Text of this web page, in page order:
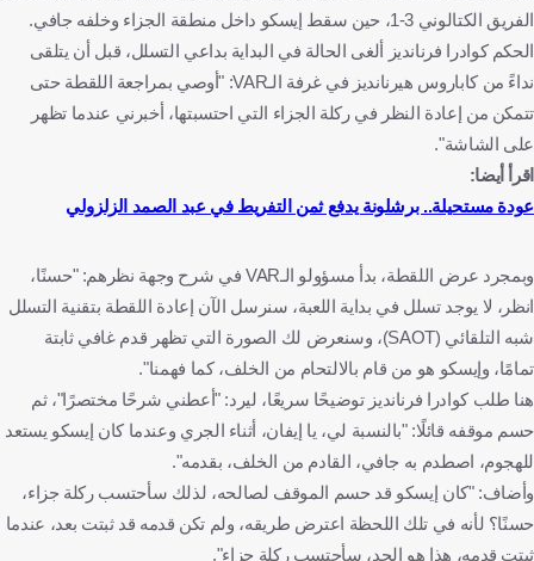
الفريق الكتالوني 3-1، حين سقط إيسكو داخل منطقة الجزاء وخلفه جافي.
الحكم كوادرا فرنانديز ألغى الحالة في البداية بداعي التسلل، قبل أن يتلقى
نداءً من كاباروس هيرنانديز في غرفة الـVAR: "أوصي بمراجعة اللقطة حتى
تتمكن من إعادة النظر في ركلة الجزاء التي احتسبتها، أخبرني عندما تظهر
على الشاشة".
اقرأ أيضا:
عودة مستحيلة.. برشلونة يدفع ثمن التفريط في عبد الصمد الزلزولي
وبمجرد عرض اللقطة، بدأ مسؤولو الـVAR في شرح وجهة نظرهم: "حسنًا،
انظر، لا يوجد تسلل في بداية اللعبة، سنرسل الآن إعادة اللقطة بتقنية التسلل
شبه التلقائي (SAOT)، وسنعرض لك الصورة التي تظهر قدم غافي ثابتة
تمامًا، وإيسكو هو من قام بالالتحام من الخلف، كما فهمنا".
هنا طلب كوادرا فرنانديز توضيحًا سريعًا، ليرد: "أعطني شرحًا مختصرًا"، ثم
حسم موقفه قائلًا: "بالنسبة لي، يا إيفان، أثناء الجري وعندما كان إيسكو يستعد
للهجوم، اصطدم به جافي، القادم من الخلف، بقدمه".
وأضاف: "كان إيسكو قد حسم الموقف لصالحه، لذلك سأحتسب ركلة جزاء،
حسنًا؟ لأنه في تلك اللحظة اعترض طريقه، ولم تكن قدمه قد ثبتت بعد، عندما
ثبتت قدمه، هذا هو الحد، سأحتسب ركلة جزاء".